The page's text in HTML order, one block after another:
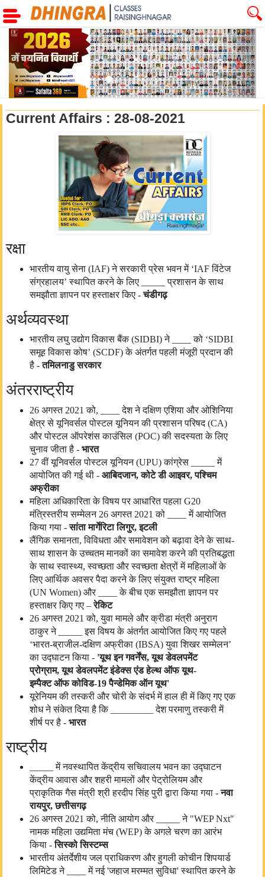
Previous Next
Current Affairs : 28-08-2021
रक्षा
भारतीय वायु सेना (IAF) ने सरकारी प्रेस भवन में ‘IAF विंटेज
संग्रहालय’ स्थापित करने के लिए _____ प्रशासन के साथ
समझौता ज्ञापन पर हस्ताक्षर किए - चंडीगढ़
अर्थव्यवस्था
भारतीय लघु उद्योग विकास बैंक (SIDBI) ने ____ को ‘SIDBI
समूह विकास कोष’ (SCDF) के अंतर्गत पहली मंजूरी प्रदान की
है - तमिलनाडु सरकार
अंतरराष्ट्रीय
26 अगस्त 2021 को, ____ देश ने दक्षिण एशिया और ओशिनिया
क्षेत्र से यूनिवर्सल पोस्टल यूनियन की प्रशासन परिषद (CA)
और पोस्टल ऑपरेशंस काउंसिल (POC) की सदस्यता के लिए
चुनाव जीता है - भारत
27 वीं यूनिवर्सल पोस्टल यूनियन (UPU) कांग्रेस _____ में
आयोजित की गई थी - आबिदजान, कोटे डी आइवर, पश्चिम
अफ्रीका
महिला अधिकारिता के विषय पर आधारित पहला G20
मंत्रिस्तरीय सम्मेलन 26 अगस्त 2021 को ____ में आयोजित
किया गया - सांता मार्गेरिटा लिगुर, इटली
लैंगिक समानता, विविधता और समावेशन को बढ़ावा देने के साथ-
साथ शासन के उच्चतम मानकों का समावेश करने की प्रतिबद्धता
के साथ स्वास्थ्य, स्वच्छता और स्वच्छता क्षेत्रों में महिलाओं के
लिए आर्थिक अवसर पैदा करने के लिए संयुक्त राष्ट्र महिला
(UN Women) और ____ के बीच एक समझौता ज्ञापन पर
हस्ताक्षर किए गए – रेकिट
26 अगस्त 2021 को, युवा मामले और क्रीडा मंत्री अनुराग
ठाकुर ने _____ इस विषय के अंतर्गत आयोजित किए गए पहले
‘भारत-ब्राजील-दक्षिण अफ्रीका (IBSA) युवा शिखर सम्मेलन’
का उद्घाटन किया - 'यूथ इन गवर्नेंस, यूथ डेवलपमेंट
प्रोग्राम, यूथ डेवलपमेंट इंडेक्स एंड हेल्थ ऑफ यूथ-
इम्पैक्ट ऑफ कोविड-19 पैन्डेमिक ऑन यूथ'
यूरेनियम की तस्करी और चोरी के संदर्भ में हाल ही में किए गए एक
शोध ने संकेत दिया है कि _________ देश परमाणु तस्करी में
शीर्ष पर है - भारत
राष्ट्रीय
_____ में नवस्थापित केंद्रीय सचिवालय भवन का उद्घाटन
केंद्रीय आवास और शहरी मामलों और पेट्रोलियम और
प्राकृतिक गैस मंत्री श्री हरदीप सिंह पुरी द्वारा किया गया - नवा
रायपुर, छत्तीसगढ़
26 अगस्त 2021 को, नीति आयोग और _____ ने "WEP Nxt"
नामक महिला उद्यमिता मंच (WEP) के अगले चरण का आरंभ
किया - सिस्को सिस्टम्स
भारतीय अंतर्देशीय जल प्राधिकरण और हुगली कोचीन शिपयार्ड
लिमिटेड ने ____ में नई 'जहाज मरम्मत सुविधा' स्थापित करने के